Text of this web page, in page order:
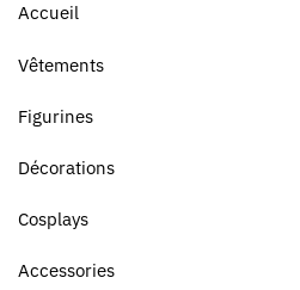
Accueil
Vêtements
Figurines
Décorations
Cosplays
Accessories